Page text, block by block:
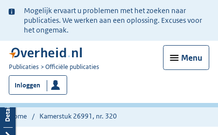
Ter
informatie:
Mogelijk ervaart u problemen met het zoeken naar
publicaties. We werken aan een oplossing. Excuses voor
het ongemak.
Menu
U
bent
nu
hier:
Publicaties Officiële publicaties
Inloggen
Home Kamerstuk 26991, nr. 320